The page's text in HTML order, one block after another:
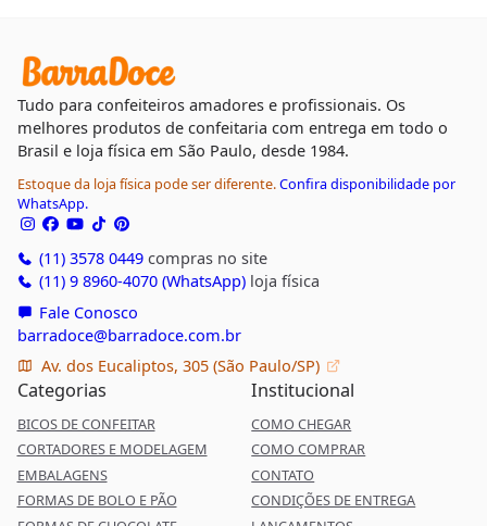
Tudo para confeiteiros amadores e profissionais. Os
melhores produtos de confeitaria com entrega em todo o
Brasil e loja física em São Paulo, desde 1984.
Estoque da loja física pode ser diferente.Confira disponibilidade por
WhatsApp.
(11) 3578 0449compras no site
(11) 9 8960-4070 (WhatsApp)loja física
Fale Conosco
barradoce@barradoce.com.br
Av. dos Eucaliptos, 305 (São Paulo/SP)
Categorias
BICOS DE CONFEITAR
CORTADORES E MODELAGEM
EMBALAGENS
FORMAS DE BOLO E PÃO
Institucional
COMO CHEGAR
COMO COMPRAR
CONTATO
CONDIÇÕES DE ENTREGA